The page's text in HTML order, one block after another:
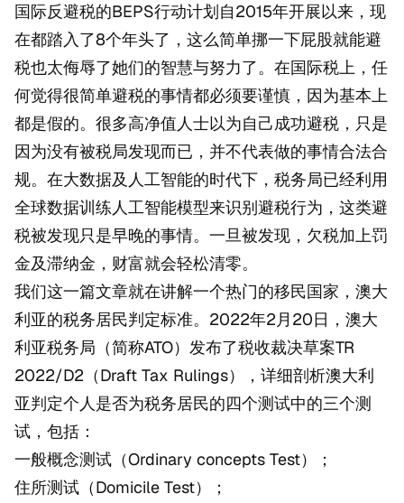
国际反避税的BEPS行动计划自2015年开展以来，现
在都踏入了8个年头了，这么简单挪一下屁股就能避
税也太侮辱了她们的智慧与努力了。在国际税上，任
何觉得很简单避税的事情都必须要谨慎，因为基本上
都是假的。很多高净值人士以为自己成功避税，只是
因为没有被税局发现而已，并不代表做的事情合法合
规。在大数据及人工智能的时代下，税务局已经利用
全球数据训练人工智能模型来识别避税行为，这类避
税被发现只是早晚的事情。一旦被发现，欠税加上罚
金及滞纳金，财富就会轻松清零。
我们这一篇文章就在讲解一个热门的移民国家，澳大
利亚的税务居民判定标准。2022年2月20日，澳大
利亚税务局（简称ATO）发布了税收裁决草案TR
2022/D2（Draft Tax Rulings），详细剖析澳大利
亚判定个人是否为税务居民的四个测试中的三个测
试，包括：
一般概念测试（Ordinary concepts Test）；
住所测试（Domicile Test）；